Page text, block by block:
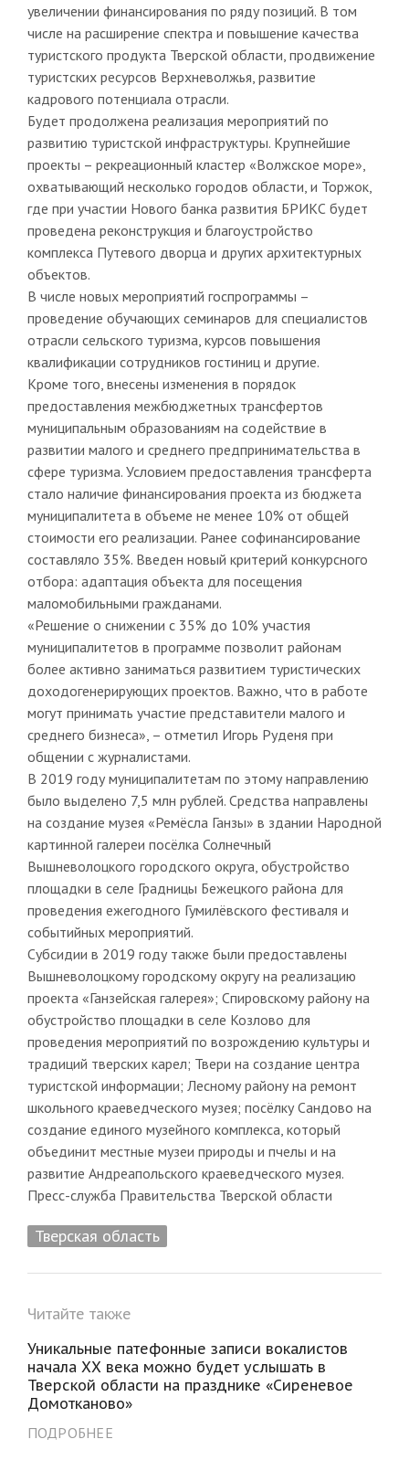
увеличении финансирования по ряду позиций. В том
числе на расширение спектра и повышение качества
туристского продукта Тверской области, продвижение
туристских ресурсов Верхневолжья, развитие
кадрового потенциала отрасли.
Будет продолжена реализация мероприятий по
развитию туристской инфраструктуры. Крупнейшие
проекты – рекреационный кластер «Волжское море»,
охватывающий несколько городов области, и Торжок,
где при участии Нового банка развития БРИКС будет
проведена реконструкция и благоустройство
комплекса Путевого дворца и других архитектурных
объектов.
В числе новых мероприятий госпрограммы –
проведение обучающих семинаров для специалистов
отрасли сельского туризма, курсов повышения
квалификации сотрудников гостиниц и другие.
Кроме того, внесены изменения в порядок
предоставления межбюджетных трансфертов
муниципальным образованиям на содействие в
развитии малого и среднего предпринимательства в
сфере туризма. Условием предоставления трансферта
стало наличие финансирования проекта из бюджета
муниципалитета в объеме не менее 10% от общей
стоимости его реализации. Ранее софинансирование
составляло 35%. Введен новый критерий конкурсного
отбора: адаптация объекта для посещения
маломобильными гражданами.
«Решение о снижении с 35% до 10% участия
муниципалитетов в программе позволит районам
более активно заниматься развитием туристических
доходогенерирующих проектов. Важно, что в работе
могут принимать участие представители малого и
среднего бизнеса», – отметил Игорь Руденя при
общении с журналистами.
В 2019 году муниципалитетам по этому направлению
было выделено 7,5 млн рублей. Средства направлены
на создание музея «Ремёсла Ганзы» в здании Народной
картинной галереи посёлка Солнечный
Вышневолоцкого городского округа, обустройство
площадки в селе Градницы Бежецкого района для
проведения ежегодного Гумилёвского фестиваля и
событийных мероприятий.
Субсидии в 2019 году также были предоставлены
Вышневолоцкому городскому округу на реализацию
проекта «Ганзейская галерея»; Спировскому району на
обустройство площадки в селе Козлово для
проведения мероприятий по возрождению культуры и
традиций тверских карел; Твери на создание центра
туристской информации; Лесному району на ремонт
школьного краеведческого музея; посёлку Сандово на
создание единого музейного комплекса, который
объединит местные музеи природы и пчелы и на
развитие Андреапольского краеведческого музея.
Пресс-служба Правительства Тверской области
Тверская область
Читайте также
Уникальные патефонные записи вокалистов
начала XX века можно будет услышать в
Тверской области на празднике «Сиреневое
Домотканово»
ПОДРОБНЕЕ